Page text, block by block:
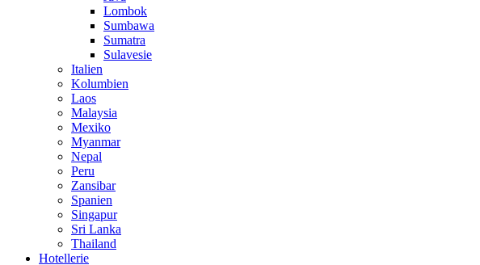
Lombok
Sumbawa
Sumatra
Sulavesie
Italien
Kolumbien
Laos
Malaysia
Mexiko
Myanmar
Nepal
Peru
Zansibar
Spanien
Singapur
Sri Lanka
Thailand
Hotellerie